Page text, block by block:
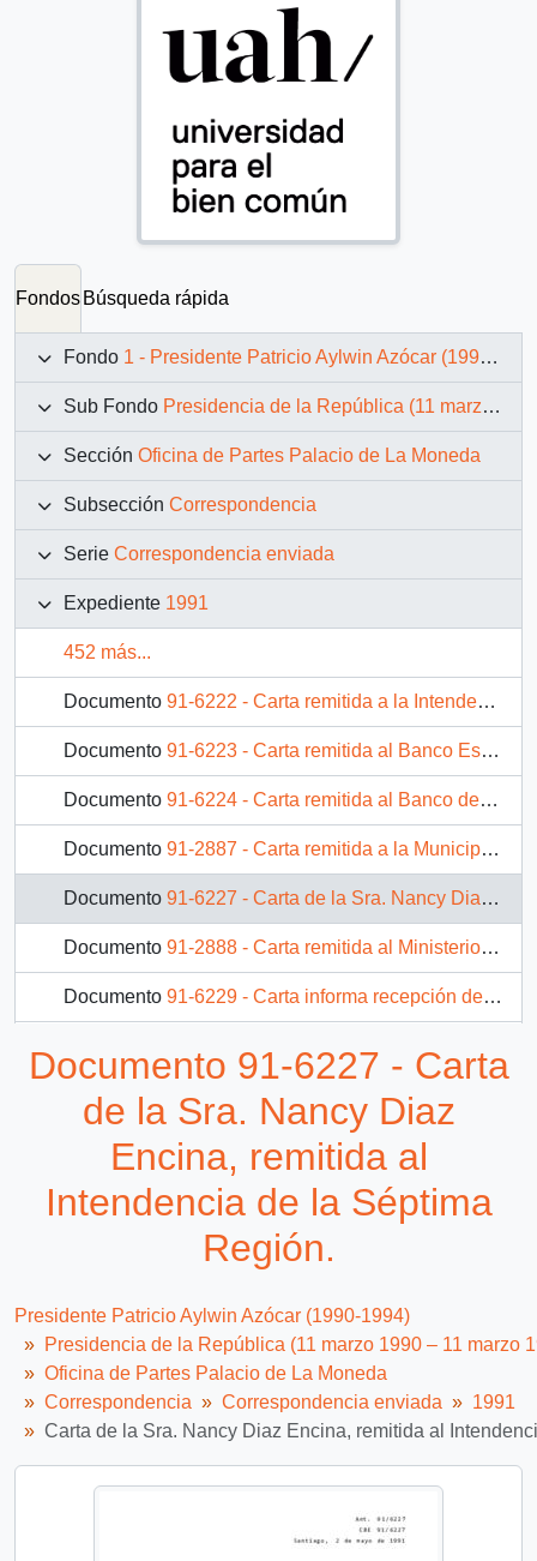
Fondos Búsqueda rápida
Fondo 1 - Presidente Patricio Aylwin Azócar (1990-1994)
Sub Fondo Presidencia de la República (11 marzo 1990 – 11 marzo 1994)
Sección Oficina de Partes Palacio de La Moneda
Subsección Correspondencia
Serie Correspondencia enviada
Expediente 1991
452 más...
Documento 91-6222 - Carta remitida a la Intendencia de la Región Metropolitana
Documento 91-6223 - Carta remitida al Banco Estado de Chile
Documento 91-6224 - Carta remitida al Banco del Estado de Chile
Documento 91-2887 - Carta remitida a la Municipalidad de Ñuñoa
Documento 91-6227 - Carta de la Sra. Nancy Diaz Encina, remitida al Intendencia de la Séptima Región.
Documento 91-2888 - Carta remitida al Ministerio de Justicia
Documento 91-6229 - Carta informa recepción de documento "Conferencia Latinoamericana de Trabajadores. Deuda externa, ajustes estructurales e integración regional",
Documento 91-2892 - Carta remitida al Ministerio de Justicia
1736 más...
Documento 91-6227 - Carta
de la Sra. Nancy Diaz
Encina, remitida al
Intendencia de la Séptima
Región.
Presidente Patricio Aylwin Azócar (1990-1994)
Presidencia de la República (11 marzo 1990 – 11 marzo
Oficina de Partes Palacio de La Moneda
Correspondencia
Correspondencia enviada
1991
Carta de la Sra. Nancy Diaz Encina, remitida al